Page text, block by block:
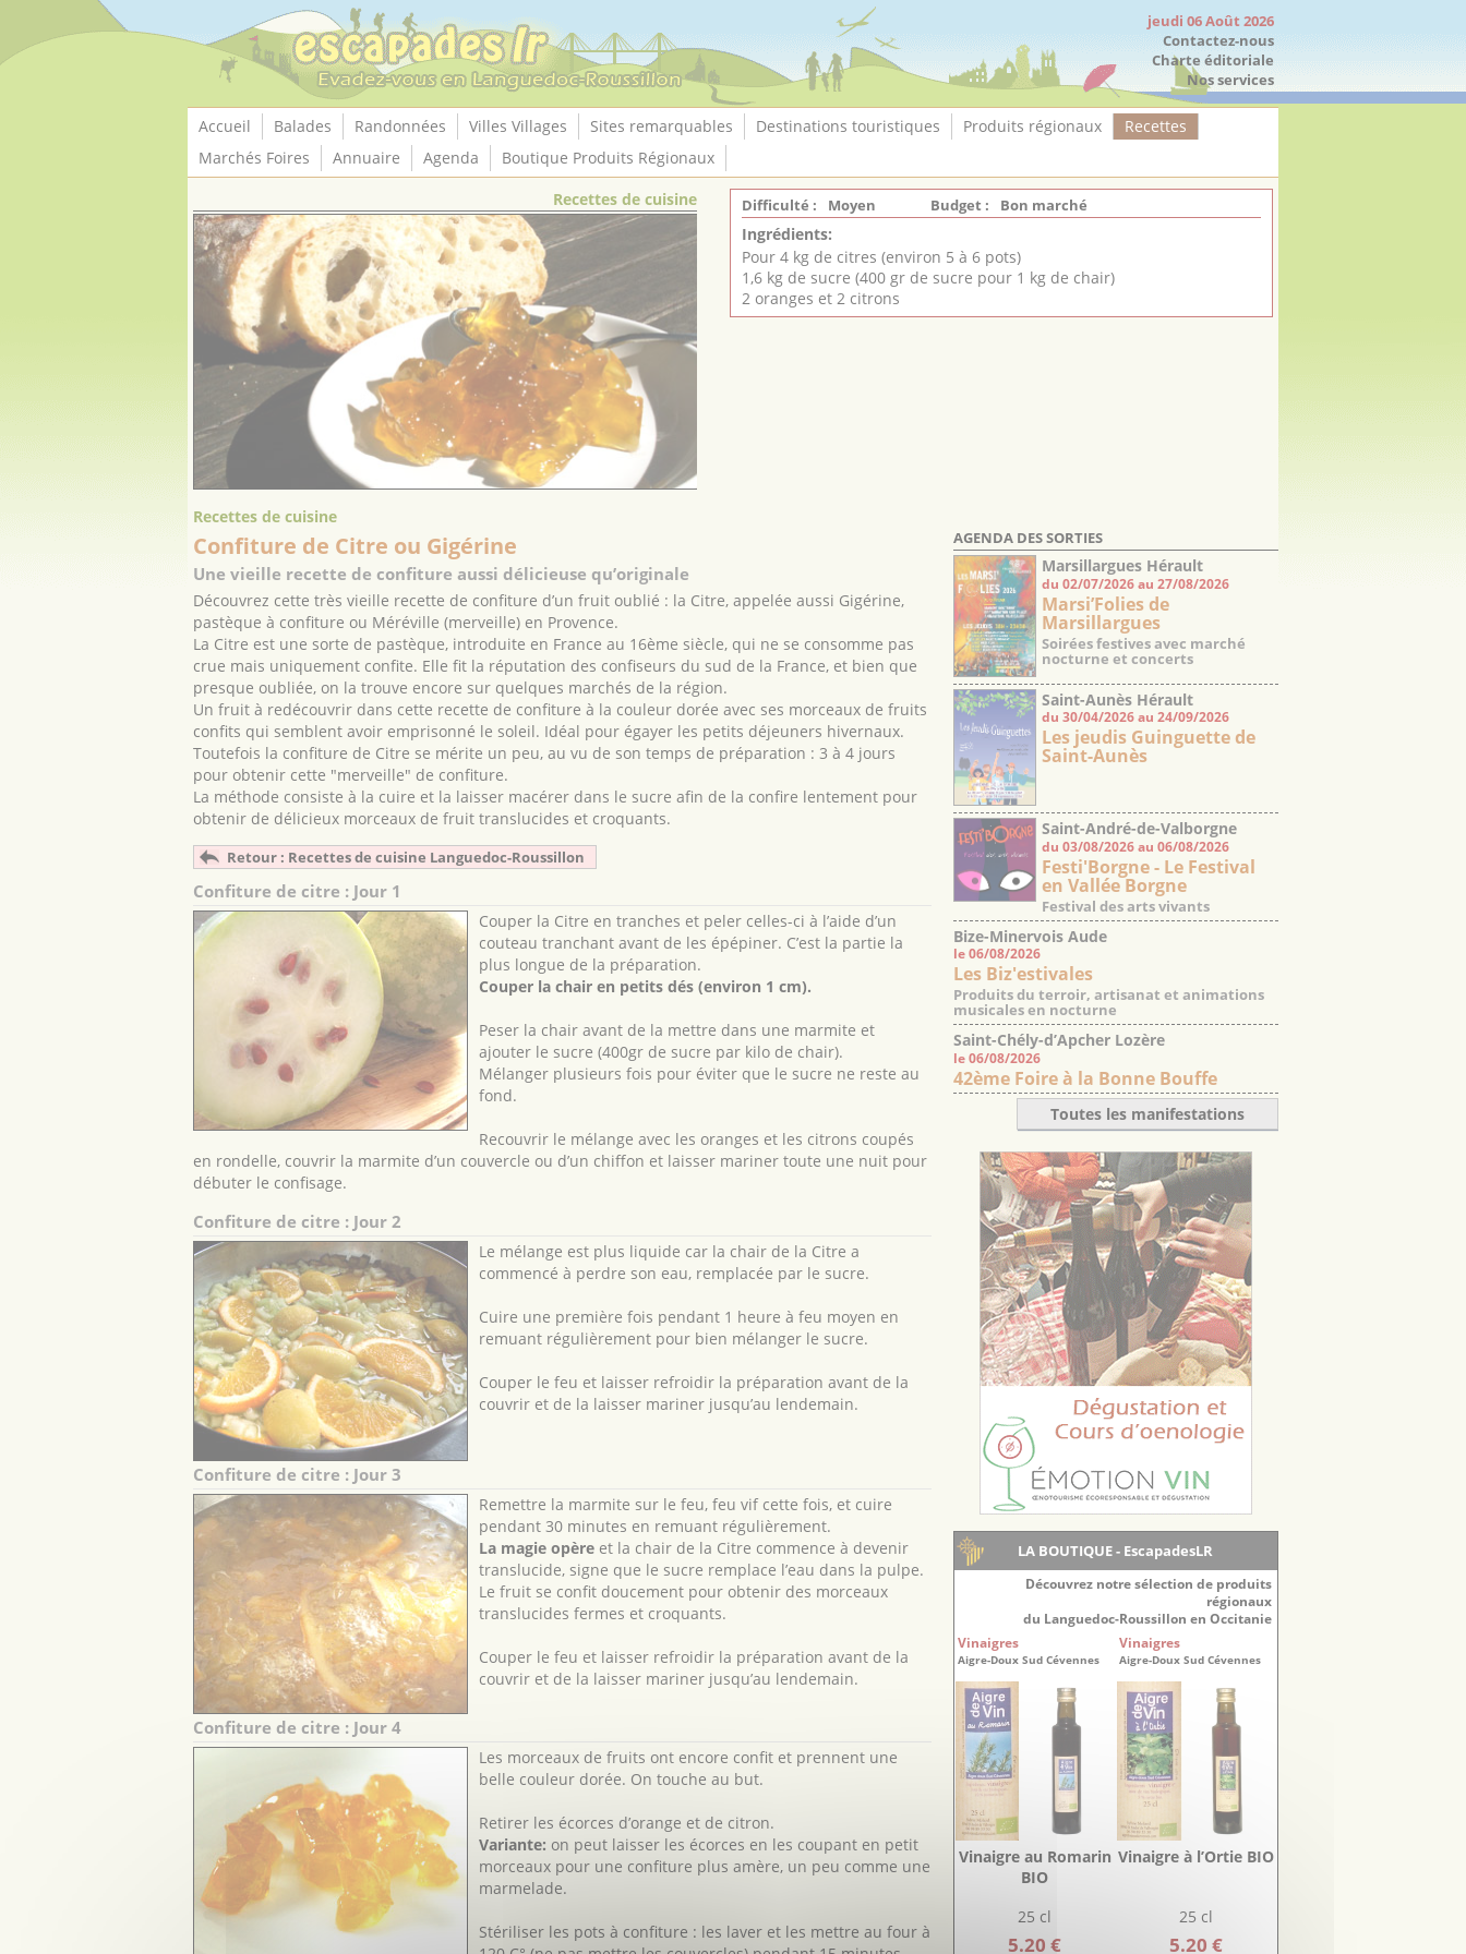
jeudi 06 Août 2026
Contactez-nous
Charte éditoriale
Nos services
Accueil Balades Randonnées Villes Villages Sites remarquables Destinations touristiques Produits régionaux
Recettes
Marchés Foires
Annuaire Agenda
Boutique Produits Régionaux
Recettes de cuisine
Difficulté : Moyen Budget : Bon marché
Ingrédients:
Pour 4 kg de citres (environ 5 à 6 pots)
1,6 kg de sucre (400 gr de sucre pour 1 kg de chair)
2 oranges et 2 citrons
Recettes de cuisine
Confiture de Citre ou Gigérine
Une vieille recette de confiture aussi délicieuse qu’originale
Découvrez cette très vieille recette de confiture d’un fruit oublié : la Citre, appelée aussi Gigérine,
pastèque à confiture ou Méréville (merveille) en Provence.
La Citre est une sorte de pastèque, introduite en France au 16ème siècle, qui ne se consomme pas
crue mais uniquement confite. Elle fit la réputation des confiseurs du sud de la France, et bien que
presque oubliée, on la trouve encore sur quelques marchés de la région.
Un fruit à redécouvrir dans cette recette de confiture à la couleur dorée avec ses morceaux de fruits
confits qui semblent avoir emprisonné le soleil. Idéal pour égayer les petits déjeuners hivernaux.
Toutefois la confiture de Citre se mérite un peu, au vu de son temps de préparation : 3 à 4 jours
pour obtenir cette "merveille" de confiture.
La méthode consiste à la cuire et la laisser macérer dans le sucre afin de la confire lentement pour
obtenir de délicieux morceaux de fruit translucides et croquants.
Retour : Recettes de cuisine Languedoc-Roussillon
Confiture de citre : Jour 1
Couper la Citre en tranches et peler celles-ci à l’aide d’un
couteau tranchant avant de les épépiner. C’est la partie la
plus longue de la préparation.
Couper la chair en petits dés (environ 1 cm).
Peser la chair avant de la mettre dans une marmite et
ajouter le sucre (400gr de sucre par kilo de chair).
Mélanger plusieurs fois pour éviter que le sucre ne reste au
fond.
Recouvrir le mélange avec les oranges et les citrons coupés
en rondelle, couvrir la marmite d’un couvercle ou d’un chiffon et laisser mariner toute une nuit pour
débuter le confisage.
Confiture de citre : Jour 2
Le mélange est plus liquide car la chair de la Citre a
commencé à perdre son eau, remplacée par le sucre.
Cuire une première fois pendant 1 heure à feu moyen en
remuant régulièrement pour bien mélanger le sucre.
Couper le feu et laisser refroidir la préparation avant de la
couvrir et de la laisser mariner jusqu’au lendemain.
Confiture de citre : Jour 3
Remettre la marmite sur le feu, feu vif cette fois, et cuire
pendant 30 minutes en remuant régulièrement.
La magie opère et la chair de la Citre commence à devenir
translucide, signe que le sucre remplace l’eau dans la pulpe.
Le fruit se confit doucement pour obtenir des morceaux
translucides fermes et croquants.
Couper le feu et laisser refroidir la préparation avant de la
couvrir et de la laisser mariner jusqu’au lendemain.
Confiture de citre : Jour 4
Les morceaux de fruits ont encore confit et prennent une
belle couleur dorée. On touche au but.
Retirer les écorces d’orange et de citron.
Variante: on peut laisser les écorces en les coupant en petit
morceaux pour une confiture plus amère, un peu comme une
marmelade.
Stériliser les pots à confiture : les laver et les mettre au four à
AGENDA DES SORTIES
Marsillargues Hérault
du 02/07/2026 au 27/08/2026
Marsi’Folies de
Marsillargues
Soirées festives avec marché
nocturne et concerts
Saint-Aunès Hérault
du 30/04/2026 au 24/09/2026
Les jeudis Guinguette de
Saint-Aunès
Saint-André-de-Valborgne
Gard
du 03/08/2026 au 06/08/2026
Festi'Borgne - Le Festival
en Vallée Borgne
Festival des arts vivants
Bize-Minervois Aude
le 06/08/2026
Les Biz'estivales
Produits du terroir, artisanat et animations
musicales en nocturne
Saint-Chély-d’Apcher Lozère
le 06/08/2026
42ème Foire à la Bonne Bouffe
Toutes les manifestations
LA BOUTIQUE - EscapadesLR
Découvrez notre sélection de produits
régionaux
du Languedoc-Roussillon en Occitanie
Vinaigres
Aigre-Doux Sud Cévennes
Vinaigre au Romarin
BIO
25 cl
5.20 €
Vinaigres
Aigre-Doux Sud Cévennes
Vinaigre à l’Ortie BIO
25 cl
5.20 €
Panneau de gestion des cookies